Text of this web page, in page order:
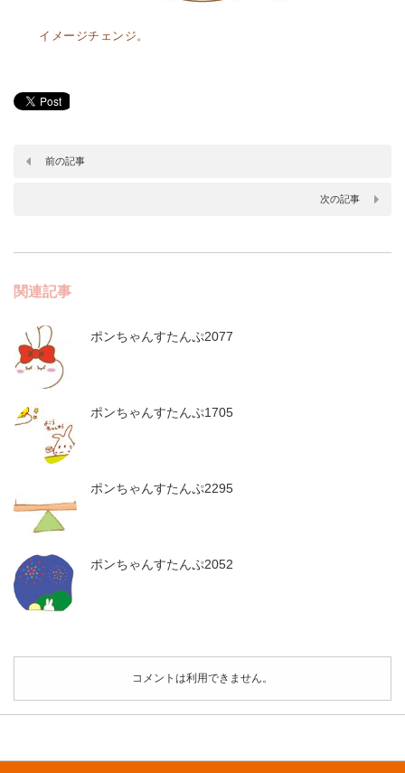
イメージチェンジ。
前の記事
次の記事
関連記事
ポンちゃんすたんぷ2077
ポンちゃんすたんぷ1705
ポンちゃんすたんぷ2295
ポンちゃんすたんぷ2052
コメントは利用できません。